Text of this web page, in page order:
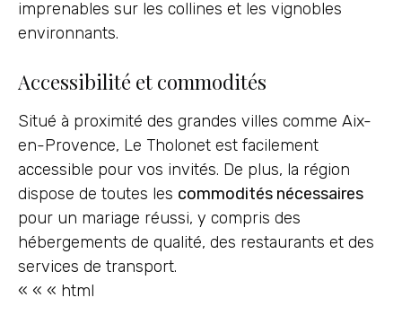
imprenables sur les collines et les vignobles
environnants.
Accessibilité et commodités
Situé à proximité des grandes villes comme Aix-
en-Provence, Le Tholonet est facilement
accessible pour vos invités. De plus, la région
dispose de toutes les commodités nécessaires
pour un mariage réussi, y compris des
hébergements de qualité, des restaurants et des
services de transport.
« « « html